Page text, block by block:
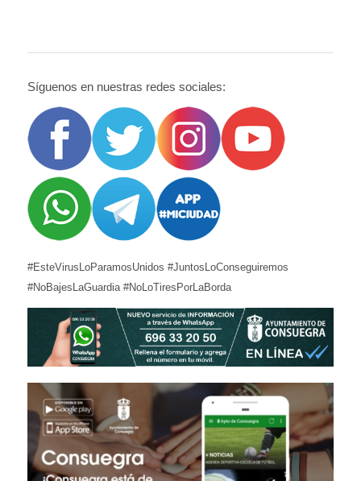
Síguenos en nuestras redes sociales:
#EsteVirusLoParamosUnidos #JuntosLoConseguiremos
#NoBajesLaGuardia #NoLoTiresPorLaBorda